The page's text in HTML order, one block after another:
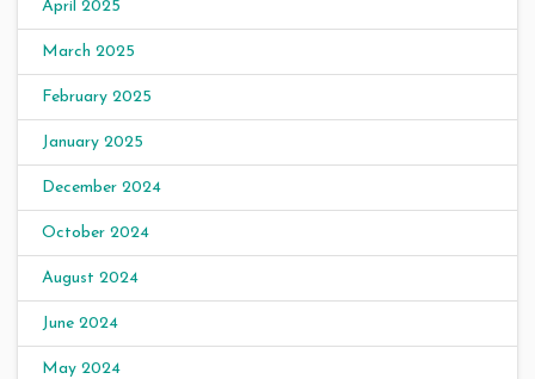
April 2025
March 2025
February 2025
January 2025
December 2024
October 2024
August 2024
June 2024
May 2024